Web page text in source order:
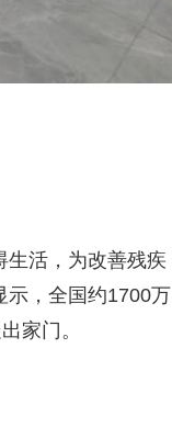
活，为改善残疾
示，全国约1700万
家门。